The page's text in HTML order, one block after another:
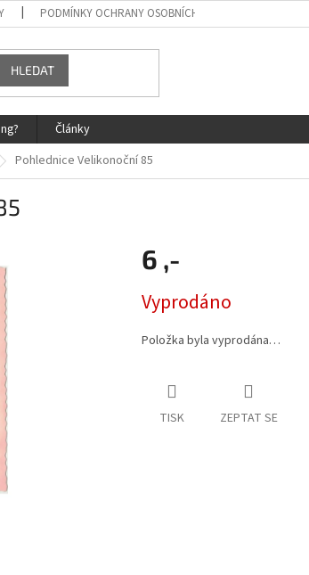
PODMÍNKY OCHRANY OSOBNÍCH ÚDAJŮ
HLEDAT
Články
Pohlednice Velikonoční 85
6 ,-
cena:
Vyprodáno
Položka byla vyprodána…
TISK ZEPTAT SE